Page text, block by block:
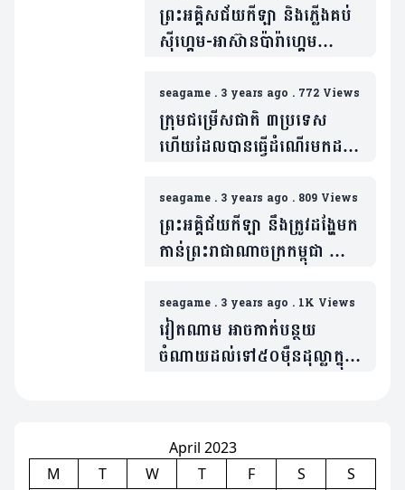
ព្រះអគ្គិសជ័យកីឡា និងភ្លើងគប់
ស៊ីហ្គេម-អាស៊ានប៉ារ៉ាហ្គេម
កម្ពុជាវិញហើយ
seagame . 3 years ago . 772 Views
ក្រុមជម្រើសជាតិ ៣ប្រទេស
ហើយដែលបានធ្វើដំណើរមកដល់
seagame . 3 years ago . 809 Views
ព្រះអគ្គិជ័យកីឡា នឹងត្រូវដង្ហែមក
កាន់ព្រះរាជាណាចក្រកម្ពុជា នៅ
seagame . 3 years ago . 1K Views
វៀតណាម អាចកាត់បន្ថយ
ចំណាយដល់ទៅ៥០មុឺនដុល្លាក្នុង
April 2023
M
T W T F S
S